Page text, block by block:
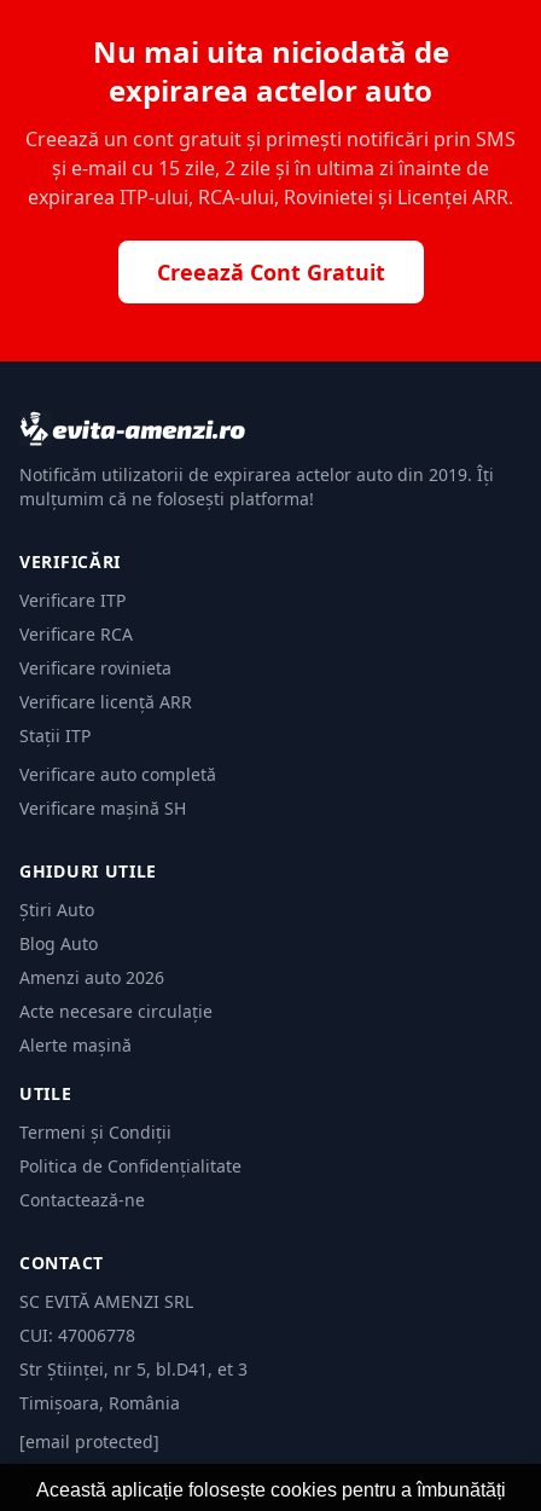
Nu mai uita niciodată de
expirarea actelor auto
Creează un cont gratuit și primești notificări prin SMS
și e-mail cu 15 zile, 2 zile și în ultima zi înainte de
expirarea ITP-ului, RCA-ului, Rovinietei și Licenței ARR.
Creează Cont Gratuit
Notificăm utilizatorii de expirarea actelor auto din 2019. Îți
mulțumim că ne folosești platforma!
VERIFICĂRI
Verificare ITP
Verificare RCA
Verificare rovinieta
Verificare licență ARR
Stații ITP
Verificare auto completă
Verificare mașină SH
GHIDURI UTILE
Știri Auto
Blog Auto
Amenzi auto 2026
Acte necesare circulație
Alerte mașină
UTILE
Termeni și Condiții
Politica de Confidențialitate
Contactează-ne
CONTACT
SC EVITĂ AMENZI SRL
CUI: 47006778
Str Științei, nr 5, bl.D41, et 3
Timișoara, România
[email protected]
Această aplicație folosește cookies pentru a îmbunătăți